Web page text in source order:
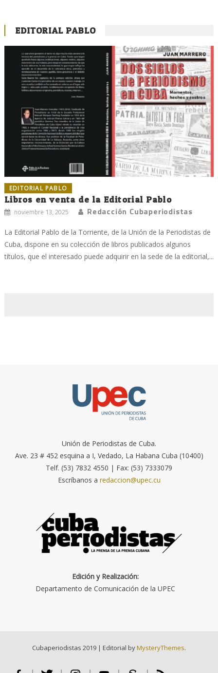
EDITORIAL PABLO
EDITORIAL PABLO
Libros en venta de la Editorial Pablo
noviembre 13, 2025 Redacción Cubaperiodistas
La Editorial Pablo de la Torriente, de la Unión de la Periodistas de
Cuba, dispone en su colección de libros publicados algunos
títulos, que el interesado puede adquirir en la sede de la editorial,...
Unión de Periodistas de Cuba.
Ave. 23 # 452 esquina a I, Vedado, La Habana Cuba (10400)
Telf. (53) 7832 4550 | Fax: (53) 7333079
Escríbanos a redaccion@upec.cu
Edición y Realización:
Departamento de Comunicación de la UPEC
Cubaperiodistas 2019 | Editorial byMysteryThemes.